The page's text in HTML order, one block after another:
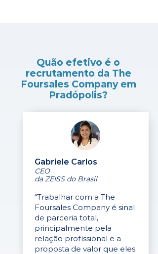
Quão efetivo é o
recrutamento da The
Foursales Company em
Pradópolis?
Gabriele Carlos
CEO
da ZEISS do Brasil
“Trabalhar com a The
Foursales Company é sinal
de parceria total,
principalmente pela
relação profissional e a
proposta de valor que eles